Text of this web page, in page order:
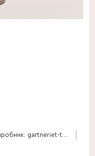
Виробник: gartneriet-thoruplund